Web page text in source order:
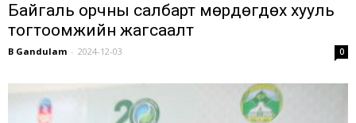
Байгаль орчны салбарт мөрдөгдөх хууль
тогтоомжийн жагсаалт
B Gandulam - 2024-12-03 0